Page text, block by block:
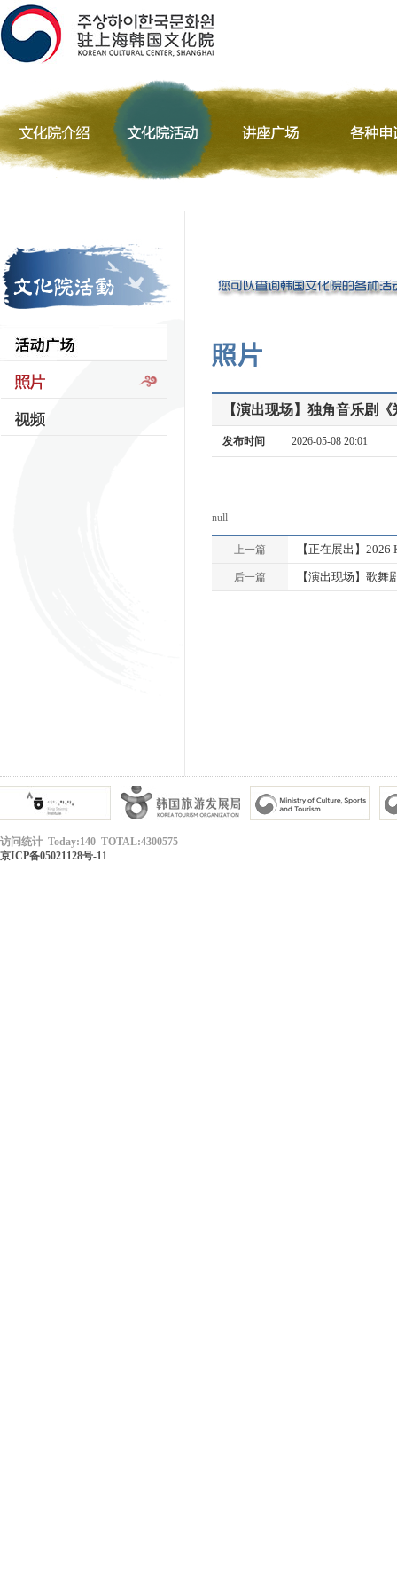
【演出现场】独角音乐剧
发布时间 2026-05-08 20:01
null
上一篇 【正在展出】
后一篇 【演出现场】歌舞
访问统计 Today:140 TOTAL:4300575
京ICP备05021128号-11